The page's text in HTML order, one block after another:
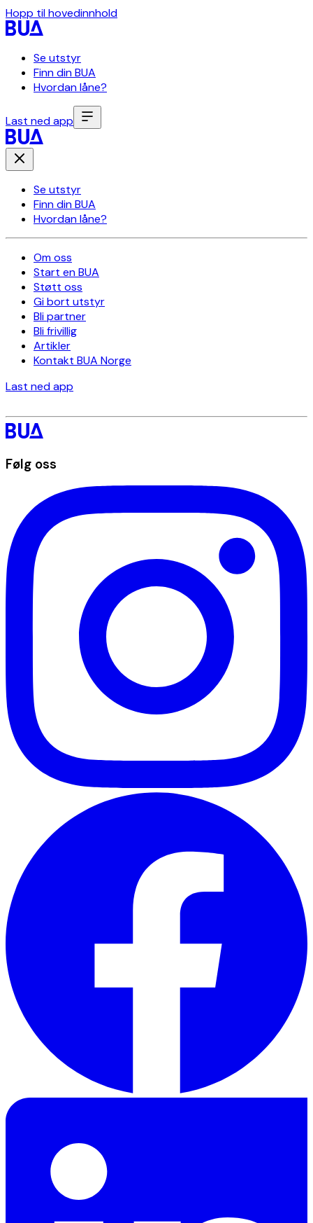
Hopp til hovedinnhold
Se utstyr
Finn din BUA
Hvordan låne?
Last ned app
Se utstyr
Finn din BUA
Hvordan låne?
Om oss
Start en BUA
Støtt oss
Gi bort utstyr
Bli partner
Bli frivillig
Artikler
Kontakt BUA Norge
Last ned app
Følg oss